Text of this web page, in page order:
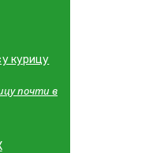
почти в